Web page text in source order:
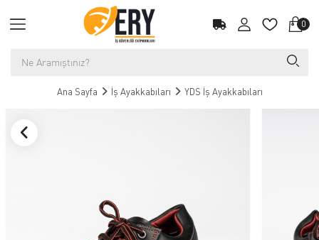
0
Ana Sayfa İş Ayakkabıları YDS İş Ayakkabıları